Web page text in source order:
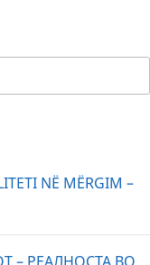
NË MËRGIM –